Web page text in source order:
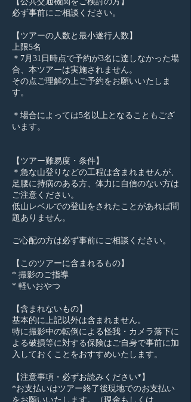
必ず事前にご相談ください。
【ツアーの人数と最小遂行人数】
上限5名
＊7月31日時点で予約が3名に達しなかった場
合、本ツアーは実施されません。
その点ご理解の上ご予約をお願いいたしま
す。
＊場合によっては5名以上となることもござ
います。
【ツアー難易度・条件】
＊急な山登りなどの工程は含まれませんが、
足腰に持病のある方、体力に自信のない方は
ご注意ください。
低山レベルでの登山をされたことがあれば問
題ありません。
ご心配の方は必ず事前にご相談ください。
【このツアーに含まれるもの】
* 撮影のご指導
* 軽いおやつ
【含まれないもの】
基本的に上記以外は含まれません。
特に撮影中の転倒による怪我・カメラ落下に
よる破損等に対する保険はご自身で事前に加
入しておくことをおすすめいたします。
【注意事項・必ずお読みください*】
*お支払いはツアー終了後現地でのお支払い
をお願いいたします。（現金もしくは